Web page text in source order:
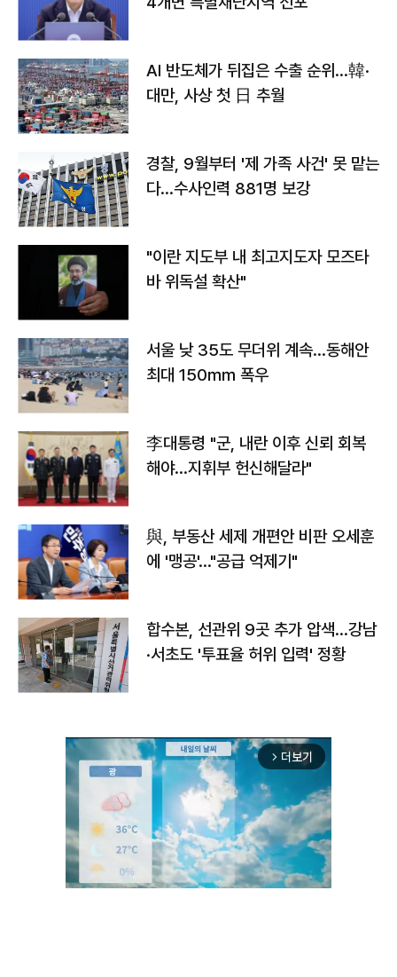
AI 반도체가 뒤집은 수출 순위…韓·
대만, 사상 첫 日 추월
경찰, 9월부터 '제 가족 사건' 못 맡는
다…수사인력 881명 보강
"이란 지도부 내 최고지도자 모즈타
바 위독설 확산"
서울 낮 35도 무더위 계속…동해안
최대 150㎜ 폭우
李대통령 "군, 내란 이후 신뢰 회복
해야…지휘부 헌신해달라"
與, 부동산 세제 개편안 비판 오세훈
에 '맹공'…"공급 억제기"
합수본, 선관위 9곳 추가 압색…강남
·서초도 '투표율 허위 입력' 정황
arrow_forward_ios 더보기